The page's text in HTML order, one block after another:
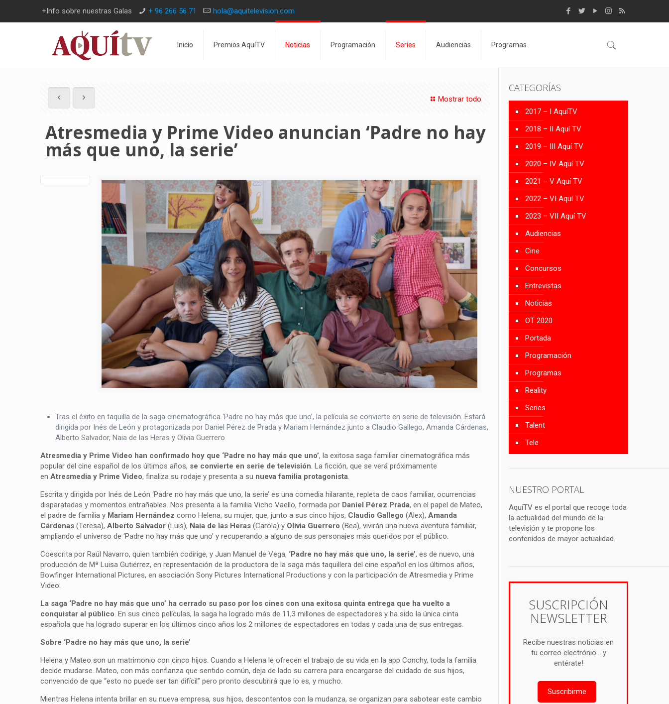
+Info sobre nuestras Galas + 96 266 56 71 hola@aquitelevision.com
Inicio Premios AquíTV Noticias Programación Series Audiencias Programas
Mostrar todo
Atresmedia y Prime Video anuncian ‘Padre no hay
más que uno, la serie’
Tras el éxito en taquilla de la saga cinematográfica ‘Padre no hay más que uno’, la película se convierte en serie de televisión. Estará
dirigida por Inés de León y protagonizada por Daniel Pérez de Prada y Mariam Hernández junto a Claudio Gallego, Amanda Cárdenas,
Alberto Salvador, Naia de las Heras y Olivia Guerrero
Atresmedia y Prime Video han confirmado hoy que ‘Padre no hay más que uno’, la exitosa saga familiar cinematográfica más
popular del cine español de los últimos años, se convierte en serie de televisión . La ficción, que se verá próximamente
enAtresmedia y Prime Video, finaliza su rodaje y presenta a su nueva familia protagonista
Escrita y dirigida por Inés de León ‘Padre no hay más que uno, la serie’ es una comedia hilarante, repleta de caos familiar, ocurrencias
disparatadas y momentos entrañables. Nos presenta a la familia Vicho Vaello, formada por Daniel Pérez Prada, en el papel de Mateo,
el padre de familia y Mariam Hernándezcomo Helena, su mujer, que, junto a sus cinco hijos, Claudio Gallego (Alex),Amanda
Cárdenas (Teresa),Alberto Salvador (Luis), Naia de las Heras (Carola) y Olivia Guerrero (Bea), vivirán una nueva aventura familiar,
ampliando el universo de ‘Padre no hay más que uno’ y recuperando a alguno de sus personajes más queridos por el público.
Coescrita por Raúl Navarro, quien también codirige, y Juan Manuel de Vega, ‘Padre no hay más que uno, la serie’, es de nuevo, una
producción de Mª Luisa Gutiérrez, en representación de la productora de la saga más taquillera del cine español en los últimos años,
Bowfinger International Pictures, en asociación Sony Pictures International Productions y con la participación de Atresmedia y Prime
Video.
La saga ‘Padre no hay más que uno’ ha cerrado su paso por los cines con una exitosa quinta entrega que ha vuelto a
conquistar al público . En sus cinco películas, la saga ha logrado más de 11,3 millones de espectadores y ha sido la única cinta
española que ha logrado superar en los últimos cinco años los 2 millones de espectadores en todas y cada una de sus entregas.
Sobre ‘Padre no hay más que uno, la serie’
Helena y Mateo son un matrimonio con cinco hijos. Cuando a Helena le ofrecen el trabajo de su vida en la app Conchy, toda la familia
decide mudarse. Mateo, con más confianza que sentido común, deja de lado su carrera para encargarse del cuidado de sus hijos,
convencido de que “esto no puede ser tan difícil” pero pronto descubrirá que lo es, y mucho.
Mientras Helena intenta brillar en su nueva empresa, sus hijos, descontentos con la mudanza, se organizan para sabotear este cambio
CATEGORÍAS
2017 – I AquíTV
2018 – II Aquí TV
2019 – III Aquí TV
2020 – IV Aquí TV
2021 – V Aquí TV
2022 – VI Aquí TV
2023 – VII Aquí TV
Audiencias
Cine
Concursos
Entrevistas
Noticias
OT 2020
Portada
Programación
Programas
Reality
Series
Talent
Tele
NUESTRO PORTAL
AquíTV es el portal que recoge toda
la actualidad del mundo de la
televisión y te propone los
contenidos de mayor actualidad.
SUSCRIPCIÓN
NEWSLETTER
Recibe nuestras noticias en
tu correo electrónio... y
entérate!
Suscribirme